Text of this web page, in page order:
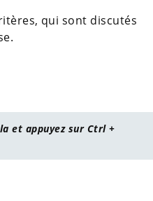
qui sont discutés
et appuyez sur Ctrl +